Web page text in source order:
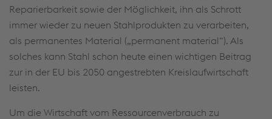
Reparierbarkeit sowie der Möglichkeit, ihn als Schrott
immer wieder zu neuen Stahlprodukten zu verarbeiten,
als permanentes Material („permanent material“). Als
solches kann Stahl schon heute einen wichtigen Beitrag
zur in der EU bis 2050 angestrebten Kreislaufwirtschaft
leisten.
Um die Wirtschaft vom Ressourcenverbrauch zu